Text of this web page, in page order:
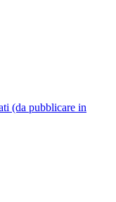
(da pubblicare in